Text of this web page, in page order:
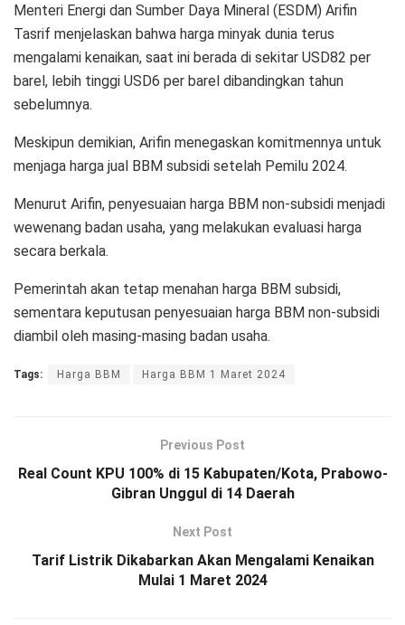
Menteri Energi dan Sumber Daya Mineral (ESDM) Arifin
Tasrif menjelaskan bahwa harga minyak dunia terus
mengalami kenaikan, saat ini berada di sekitar USD82 per
barel, lebih tinggi USD6 per barel dibandingkan tahun
sebelumnya.
Meskipun demikian, Arifin menegaskan komitmennya untuk
menjaga harga jual BBM subsidi setelah Pemilu 2024.
Menurut Arifin, penyesuaian harga BBM non-subsidi menjadi
wewenang badan usaha, yang melakukan evaluasi harga
secara berkala.
Pemerintah akan tetap menahan harga BBM subsidi,
sementara keputusan penyesuaian harga BBM non-subsidi
diambil oleh masing-masing badan usaha.
Tags: Harga BBM Harga BBM 1 Maret 2024
Previous Post
Real Count KPU 100% di 15 Kabupaten/Kota, Prabowo-
Gibran Unggul di 14 Daerah
Next Post
Tarif Listrik Dikabarkan Akan Mengalami Kenaikan
Mulai 1 Maret 2024